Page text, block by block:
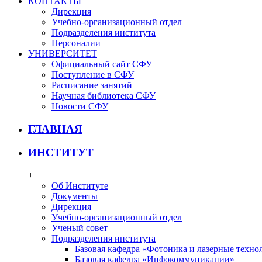
Дирекция
Учебно-организационный отдел
Подразделения института
Персоналии
УНИВЕРСИТЕТ
Официальный сайт СФУ
Поступление в СФУ
Расписание занятий
Научная библиотека СФУ
Новости СФУ
ГЛАВНАЯ
ИНСТИТУТ
+
Об Институте
Документы
Дирекция
Учебно-организационный отдел
Ученый совет
Подразделения института
Базовая кафедра «Фотоника и лазерные
Базовая кафедра «Инфокоммуникации»